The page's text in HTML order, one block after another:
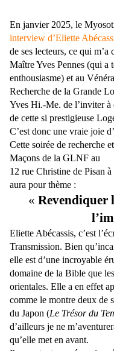
En janvier 2025, le
interview d’Eliette
de ses lecteurs, ce qui
Maître Yves Pennes (qui a
enthousiasme) et au
Recherche de la Grande
Yves Hi.-Me. de l’inviter à
de cette si prestigieuse
C’est donc une vraie joie
Cette soirée de recherche
Maçons de la GLNF au
12 rue Christine de Pisan
aura pour thème :
« Revendiquer
Eliette Abécassis, c’est
Transmission. Bien
elle est d’une incroyable
domaine de la Bible que
orientales. Elle a en effet
comme le montre deux de
du Japon (Le Trésor du
d’ailleurs je ne
qu’elle met en avant.